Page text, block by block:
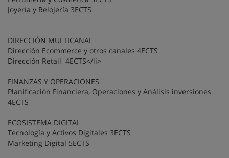
Joyería y Relojería 3ECTS
DIRECCIÓN MULTICANAL
Dirección Ecommerce y otros canales 4ECTS
Dirección Retail 4ECTS</li>
FINANZAS Y OPERACIONES
Planificación Financiera, Operaciones y Análisis inversiones
4ECTS
ECOSISTEMA DIGITAL
Tecnología y Activos Digitales 3ECTS
Marketing Digital 5ECTS